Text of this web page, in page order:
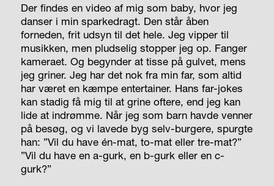
Der findes en video af mig som baby, hvor jeg
danser i min sparkedragt. Den står åben
forneden, frit udsyn til det hele. Jeg vipper til
musikken, men pludselig stopper jeg op. Fanger
kameraet. Og begynder at tisse på gulvet, mens
jeg griner. Jeg har det nok fra min far, som altid
har været en kæmpe entertainer. Hans far-jokes
kan stadig få mig til at grine oftere, end jeg kan
lide at indrømme. Når jeg som barn havde venner
på besøg, og vi lavede byg selv-burgere, spurgte
han: ”Vil du have én-mat, to-mat eller tre-mat?”
”Vil du have en a-gurk, en b-gurk eller en c-
gurk?”